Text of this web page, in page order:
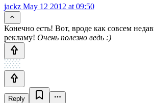
jackz May 12 2012 at 09:50
Конечно есть! Вот, вроде как совсем
рекламу! Очень полезно ведь :)
Reply